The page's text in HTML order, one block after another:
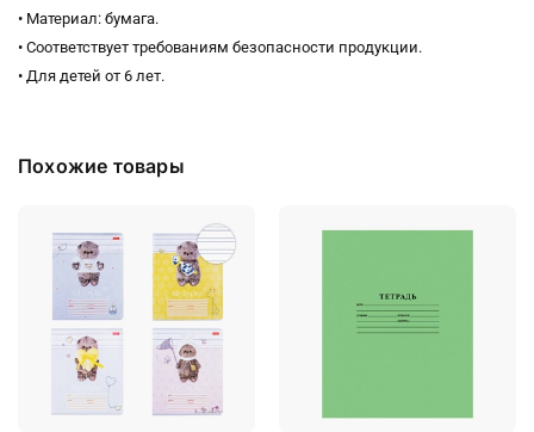
• Материал: бумага.
• Соответствует требованиям безопасности продукции.
• Для детей от 6 лет.
Похожие товары